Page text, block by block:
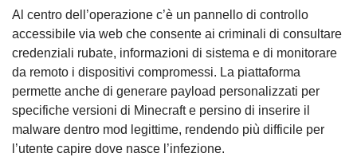
Al centro dell’operazione c’è un pannello di controllo
accessibile via web che consente ai criminali di consultare
credenziali rubate, informazioni di sistema e di monitorare
da remoto i dispositivi compromessi. La piattaforma
permette anche di generare payload personalizzati per
specifiche versioni di Minecraft e persino di inserire il
malware dentro mod legittime, rendendo più difficile per
l’utente capire dove nasce l’infezione.